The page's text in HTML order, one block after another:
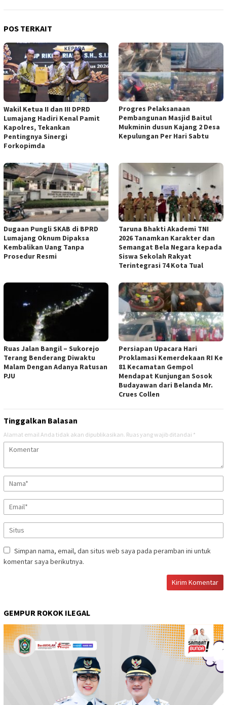
POS TERKAIT
Wakil Ketua II dan III DPRD
Lumajang Hadiri Kenal Pamit
Kapolres, Tekankan
Pentingnya Sinergi
Forkopimda
Progres Pelaksanaan
Pembangunan Masjid Baitul
Mukminin dusun Kajang 2 Desa
Kepulungan Per Hari Sabtu
Dugaan Pungli SKAB di BPRD
Lumajang Oknum Dipaksa
Kembalikan Uang Tanpa
Prosedur Resmi
Taruna Bhakti Akademi TNI
2026 Tanamkan Karakter dan
Semangat Bela Negara kepada
Siswa Sekolah Rakyat
Terintegrasi 74 Kota Tual
Ruas Jalan Bangil – Sukorejo
Terang Benderang Diwaktu
Malam Dengan Adanya Ratusan
PJU
Persiapan Upacara Hari
Proklamasi Kemerdekaan RI Ke
81 Kecamatan Gempol
Mendapat Kunjungan Sosok
Budayawan dari Belanda Mr.
Crues Collen
Tinggalkan Balasan
Alamat email Anda tidak akan dipublikasikan. Ruas yang wajib ditandai *
Simpan nama, email, dan situs web saya pada peramban ini untuk
komentar saya berikutnya.
GEMPUR ROKOK ILEGAL